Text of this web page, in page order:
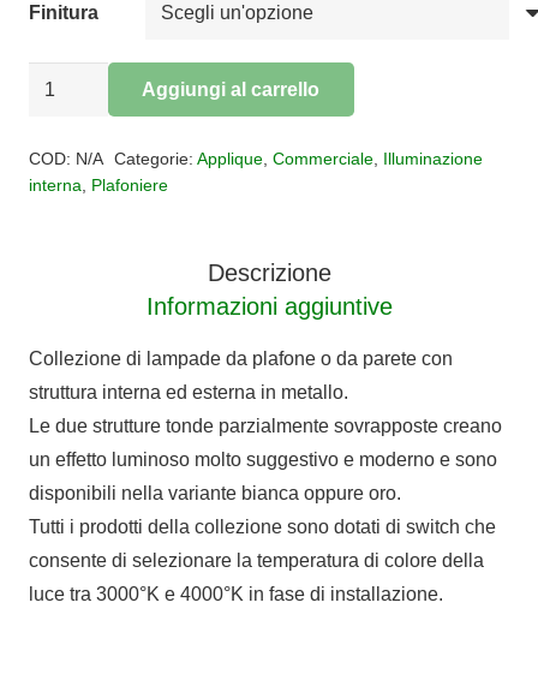
Finitura
Plafoniera
LED
Aggiungi al carrello
COD: N/A Categorie: Applique, Commerciale, Illuminazione
interna
Plafoniere
Descrizione
Informazioni aggiuntive
Collezione di lampade da plafone o da parete con
struttura interna ed esterna in metallo.
Le due strutture tonde parzialmente sovrapposte creano
un effetto luminoso molto suggestivo e moderno e sono
disponibili nella variante bianca oppure oro.
Tutti i prodotti della collezione sono dotati di switch che
consente di selezionare la temperatura di colore della
luce tra 3000°K e 4000°K in fase di installazione.